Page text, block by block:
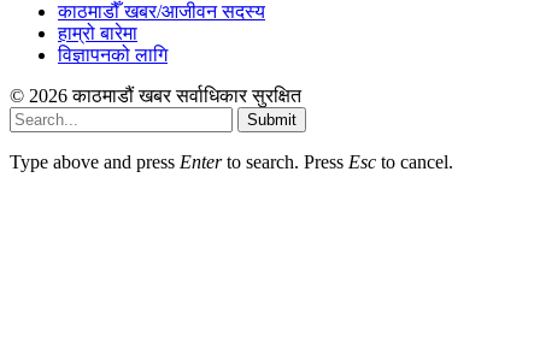
काठमाडौँ खबर/आजीवन सदस्य
हाम्रो बारेमा
विज्ञापनको लागि
© 2026 काठमाडौं खबर सर्वाधिकार सुरक्षित
Submit
Type above and press Enterto search. Press Esc to cancel.